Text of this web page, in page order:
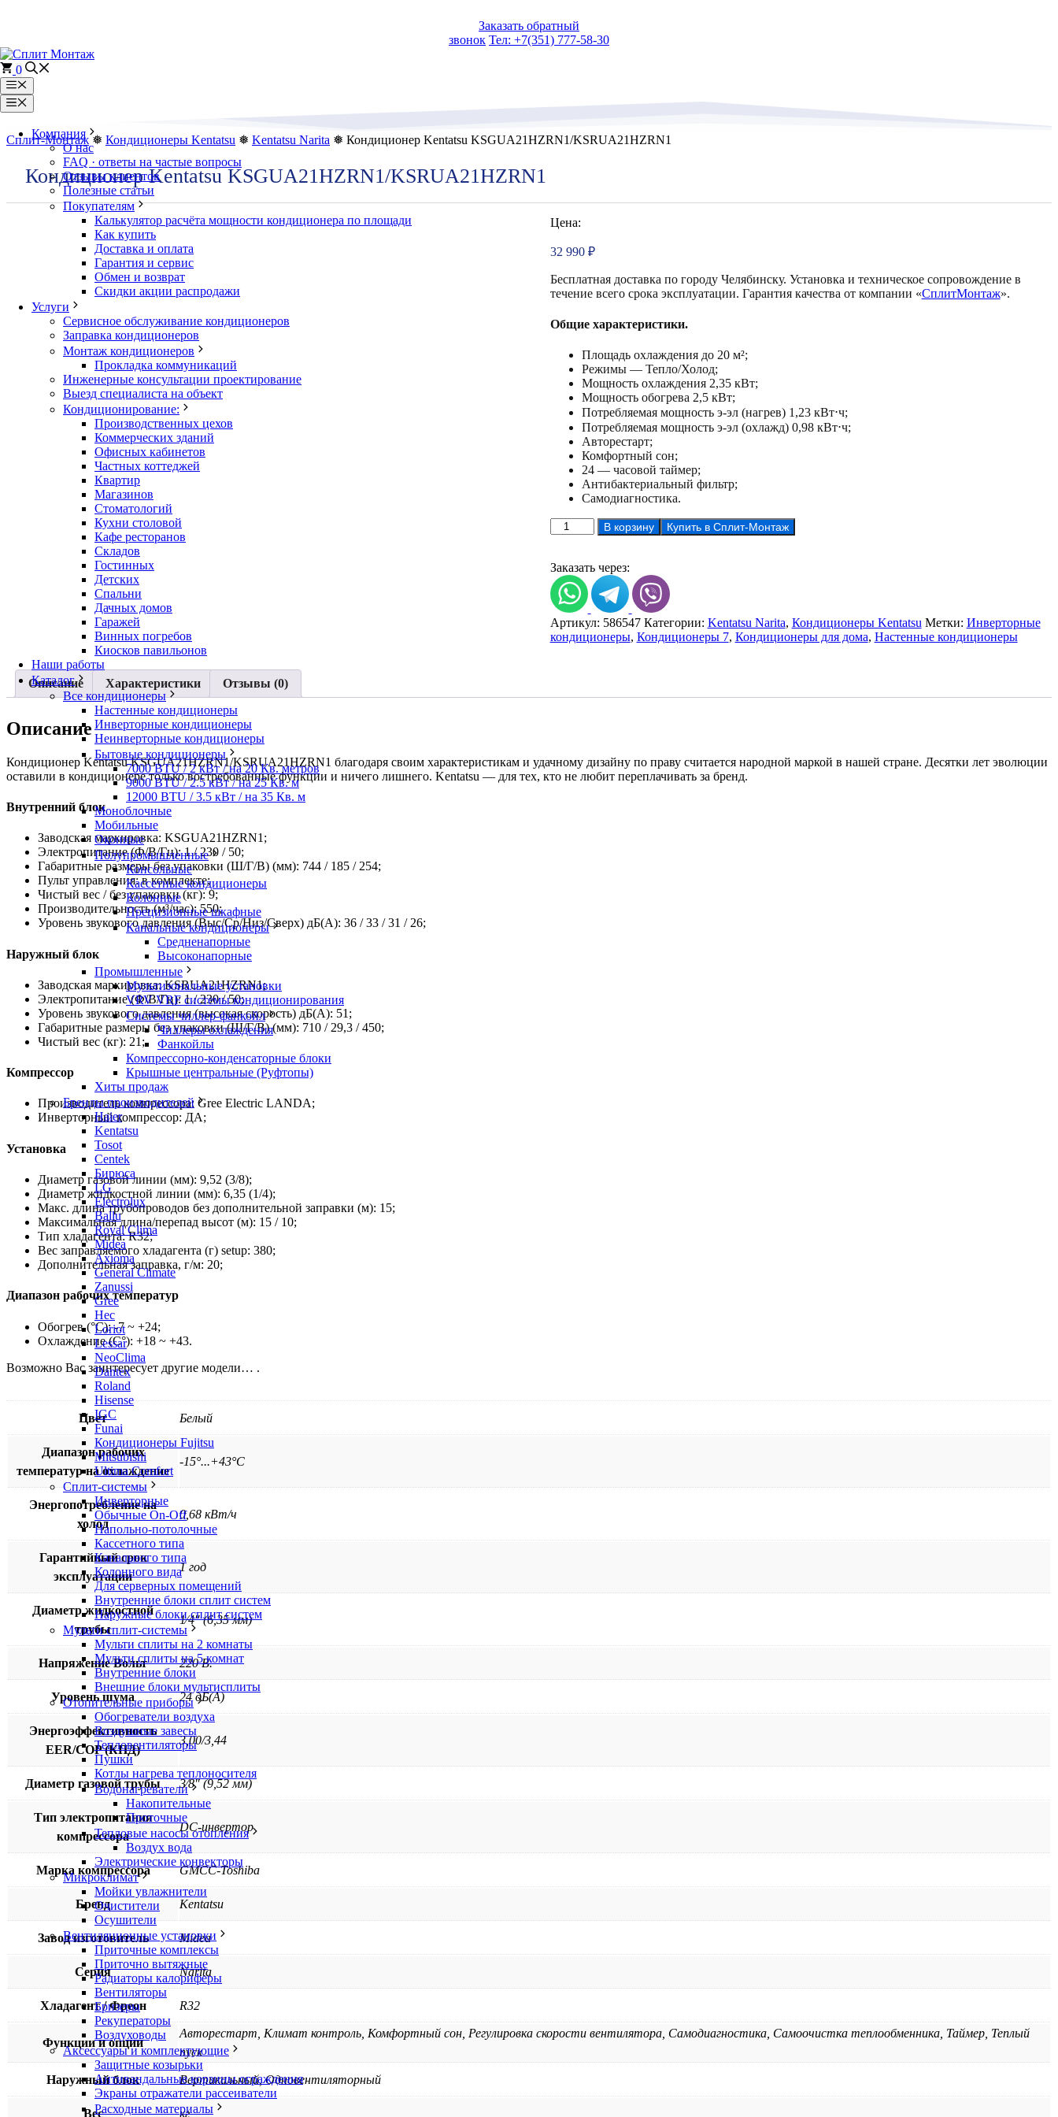
Заказать обратный
звонок Тел: +7(351) 777-58-30
0
Меню
Меню
Компания
О нас
FAQ · ответы на частые вопросы
Отзывы клиентов
Полезные статьи
Покупателям
Калькулятор расчёта мощности кондиционера по площади
Как купить
Доставка и оплата
Гарантия и сервис
Обмен и возврат
Скидки акции распродажи
Услуги
Сервисное обслуживание кондиционеров
Заправка кондиционеров
Монтаж кондиционеров
Прокладка коммуникаций
Инженерные консультации проектирование
Выезд специалиста на объект
Кондиционирование:
Производственных цехов
Коммерческих зданий
Офисных кабинетов
Частных коттеджей
Квартир
Магазинов
Стоматологий
Кухни столовой
Кафе ресторанов
Складов
Гостинных
Детских
Спальни
Дачных домов
Гаражей
Винных погребов
Киосков павильонов
Наши работы
Каталог
Все кондиционеры
Настенные кондиционеры
Инверторные кондиционеры
Неинверторные кондиционеры
Бытовые кондиционеры
7000 BTU / 2 кВт / на 20 Кв. метров
9000 BTU / 2.5 кВт / на 25 Кв. м
12000 BTU / 3.5 кВт / на 35 Кв. м
Моноблочные
Мобильные
Оконные
Полупромышленные
Консольные
Кассетные кондиционеры
Колонные
Прецизионные шкафные
Канальные кондиционеры
Средненапорные
Высоконапорные
Промышленные
Мультизональные установки
VRV VRF системы кондиционирования
Системы чиллер-фанкойл
Чиллеры охлаждения
Фанкойлы
Компрессорно-конденсаторные блоки
Крышные центральные (Руфтопы)
Хиты продаж
Бренды производителей
Haier
Kentatsu
Tosot
Centek
Бирюса
LG
Electrolux
Ballu
Royal Clima
Midea
Axioma
General Climate
Zanussi
Gree
Hec
Loriot
Lessar
NeoClima
Dantex
Roland
Hisense
IGC
Funai
Кондиционеры Fujitsu
Mitsubishi
Ultima Comfort
Сплит-системы
Инверторные
Обычные On-Off
Напольно-потолочные
Кассетного типа
Канального типа
Колонного вида
Для серверных помещений
Внутренние блоки сплит систем
Наружные блоки сплит систем
Мульти сплит-системы
Мульти сплиты на 2 комнаты
Мульти сплиты на 5 комнат
Внутренние блоки
Внешние блоки мультисплиты
Отопительные приборы
Обогреватели воздуха
Воздушные завесы
Тепловентиляторы
Пушки
Котлы нагрева теплоносителя
Водонагреватели
Накопительные
Проточные
Тепловые насосы отопления
Воздух вода
Электрические конвекторы
Микроклимат
Мойки увлажнители
Очистители
Осушители
Вентиляционные установки
Приточные комплексы
Приточно вытяжные
Радиаторы калориферы
Вентиляторы
Бризеры
Рекуператоры
Воздуховоды
Аксессуары и комплектующие
Защитные козырьки
Антивандальные корзины ограждения
Экраны отражатели рассеиватели
Расходные материалы
Сплит-Монтаж❅ Кондиционеры Kentatsu ❅ Kentatsu Narita ❅ Кондиционер Kentatsu KSGUA21HZRN1/KSRUA21HZRN1
Кондиционер Kentatsu KSGUA21HZRN1/KSRUA21HZRN1
Цена:
32 990 ₽
Бесплатная доставка по городу Челябинску. Установка и техническое сопровождение в
течение всего срока эксплуатации. Гарантия качества от компании «СплитМонтаж».
Общие характеристики.
Площадь охлаждения до 20 м²;
Режимы — Тепло/Холод;
Мощность охлаждения 2,35 кВт;
Мощность обогрева 2,5 кВт;
Потребляемая мощность э-эл (нагрев) 1,23 кВт⋅ч;
Потребляемая мощность э-эл (охлажд) 0,98 кВт⋅ч;
Авторестарт;
Комфортный сон;
24 — часовой таймер;
Антибактериальный фильтр;
Самодиагностика.
Количество
товара
Kentatsu
KSGUA21HZRN1/KSRUA21HZRN1
В корзину Купить в Сплит-Монтаж
Заказать через:
Артикул: 586547 Категории: Kentatsu Narita, Кондиционеры Kentatsu Метки: Инверторные
кондиционеры, Кондиционеры 7, Кондиционеры для дома, Настенные кондиционеры
Описание Характеристики Отзывы (0)
Описание
Кондиционер Kentatsu KSGUA21HZRN1/KSRUA21HZRN1 благодаря своим характеристикам и удачному дизайну по праву считается народной маркой в нашей стране. Десятки лет эволюции
оставили в кондиционере только востребованные функции и ничего лишнего. Kentatsu — для тех, кто не любит переплачивать за бренд.
Внутренний блок
Заводская маркировка: KSGUA21HZRN1;
Электропитание (Ф/В/Гц): 1 / 230 / 50;
Габаритные размеры без упаковки (Ш/Г/В) (мм): 744 / 185 / 254;
Пульт управления: в комплекте;
Чистый вес / без упаковки (кг): 9;
Производительность (м³/час): 550;
Уровень звукового давления (Выс/Ср/Низ/Сверх) дБ(А): 36 / 33 / 31 / 26;
Наружный блок
Заводская маркировка: KSRUA21HZRN1;
Электропитание (Ф/В/Гц): 1 / 230 / 50;
Уровень звукового давления (высокая скорость) дБ(А): 51;
Габаритные размеры без упаковки (Ш/Г/В) (мм): 710 / 29,3 / 450;
Чистый вес (кг): 21;
Компрессор
Производитель компрессора: Gree Electric LANDA;
Инверторный компрессор: ДА;
Установка
Диаметр газовой линии (мм): 9,52 (3/8);
Диаметр жидкостной линии (мм): 6,35 (1/4);
Макс. длина трубопроводов без дополнительной заправки (м): 15;
Максимальная длина/перепад высот (м): 15 / 10;
Тип хладагента: R32;
Вес заправляемого хладагента (г) setup: 380;
Дополнительная заправка, г/м: 20;
Диапазон рабочих температур
Обогрев (°С): -7 ~ +24;
Охлаждение (С°): +18 ~ +43.
Возможно Вас заинтересует другие модели… .
Цвет Белый
Диапазон рабочих
температур на охлаждение
-15°...+43°C
Энергопотребление на
холод
0,68 кВт/ч
Гарантийный срок
эксплуатации
1 год
Диаметр жидкостной
трубы
1⁄4″ (6,35 мм)
Напряжение Вольт 220 В.
Уровень шума 24 дБ(А)
Энергоэффективность
EER/COP (КПД)
3,00/3,44
Диаметр газовой трубы 3⁄8″ (9,52 мм)
Тип электропитания
компрессора
DC-инвертор
Марка компрессора GMCC-Toshiba
Бренд Kentatsu
Завод изготовитель Midea
Серия Narita
Хладагент / Фреон R32
Функции и опции
Авторестарт, Климат контроль, Комфортный сон, Регулировка скорости вентилятора, Самодиагностика, Самоочистка теплообменника, Таймер, Теплый
пуск
Наружный блок Вертикальный, Одновентиляторный
Вес кг